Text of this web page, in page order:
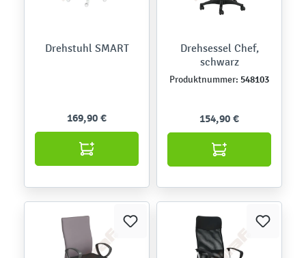
Drehstuhl SMART
169,90 €
Drehsessel Chef,
schwarz
Produktnummer: 548103
154,90 €